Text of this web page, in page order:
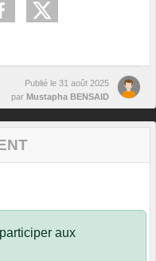
Publié le 31 août 2025
par Mustapha BENSAID
aux